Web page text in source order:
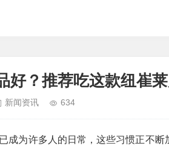
好？推荐吃这款纽崔
新闻资讯 634
成为许多人的日常，这些习惯正不